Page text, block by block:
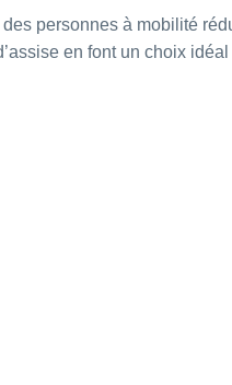
personnes à mobilité
en font un choix